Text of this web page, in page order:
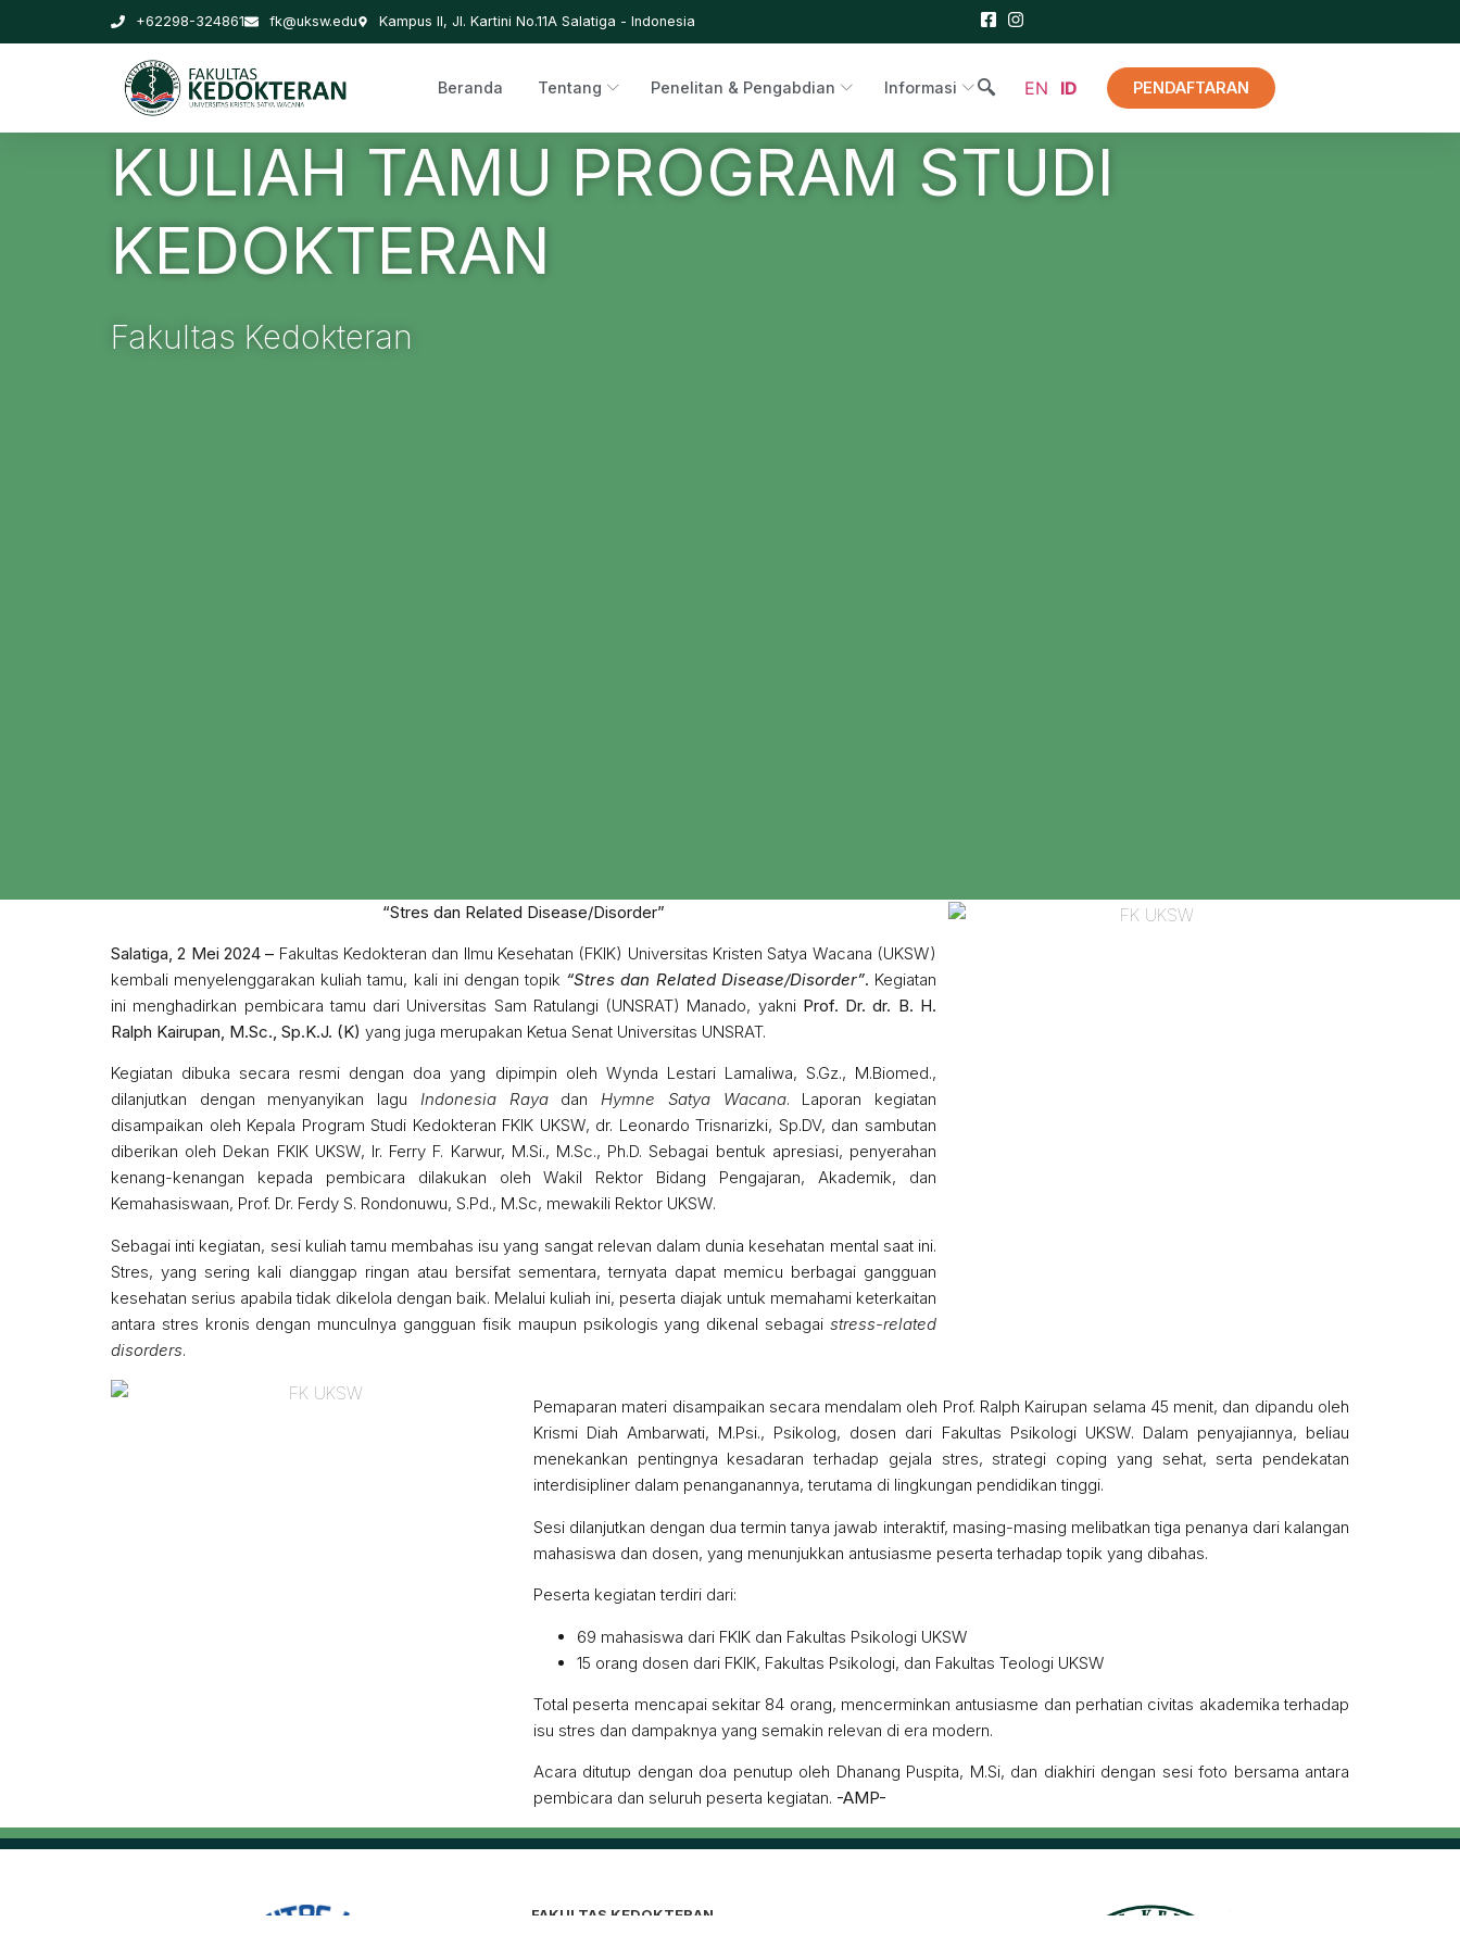
+62298-324861 fk@uksw.edu Kampus II, Jl. Kartini No.11A Salatiga - Indonesia
Beranda Tentang Penelitan & Pengabdian Informasi EN ID PENDAFTARAN
KULIAH TAMU PROGRAM STUDI
KEDOKTERAN
Fakultas Kedokteran
“Stres dan Related Disease/Disorder”
Salatiga, 2 Mei 2024 – Fakultas Kedokteran dan Ilmu Kesehatan (FKIK) Universitas Kristen Satya Wacana (UKSW)
kembali menyelenggarakan kuliah tamu, kali ini dengan topik “Stres dan Related Disease/Disorder”. Kegiatan
ini menghadirkan pembicara tamu dari Universitas Sam Ratulangi (UNSRAT) Manado, yakni Prof. Dr. dr. B. H.
Ralph Kairupan, M.Sc., Sp.K.J. (K) yang juga merupakan Ketua Senat Universitas UNSRAT.
Kegiatan dibuka secara resmi dengan doa yang dipimpin oleh Wynda Lestari Lamaliwa, S.Gz., M.Biomed.,
dilanjutkan dengan menyanyikan lagu Indonesia RayadanHymne Satya Wacana. Laporan kegiatan
disampaikan oleh Kepala Program Studi Kedokteran FKIK UKSW, dr. Leonardo Trisnarizki, Sp.DV, dan sambutan
diberikan oleh Dekan FKIK UKSW, Ir. Ferry F. Karwur, M.Si., M.Sc., Ph.D. Sebagai bentuk apresiasi, penyerahan
kenang-kenangan kepada pembicara dilakukan oleh Wakil Rektor Bidang Pengajaran, Akademik, dan
Kemahasiswaan, Prof. Dr. Ferdy S. Rondonuwu, S.Pd., M.Sc, mewakili Rektor UKSW.
Sebagai inti kegiatan, sesi kuliah tamu membahas isu yang sangat relevan dalam dunia kesehatan mental saat ini.
Stres, yang sering kali dianggap ringan atau bersifat sementara, ternyata dapat memicu berbagai gangguan
kesehatan serius apabila tidak dikelola dengan baik. Melalui kuliah ini, peserta diajak untuk memahami keterkaitan
antara stres kronis dengan munculnya gangguan fisik maupun psikologis yang dikenal sebagai stress-related
disorders.
Pemaparan materi disampaikan secara mendalam oleh Prof. Ralph Kairupan selama 45 menit, dan dipandu oleh
Krismi Diah Ambarwati, M.Psi., Psikolog, dosen dari Fakultas Psikologi UKSW. Dalam penyajiannya, beliau
menekankan pentingnya kesadaran terhadap gejala stres, strategi coping yang sehat, serta pendekatan
interdisipliner dalam penanganannya, terutama di lingkungan pendidikan tinggi.
Sesi dilanjutkan dengan dua termin tanya jawab interaktif, masing-masing melibatkan tiga penanya dari kalangan
mahasiswa dan dosen, yang menunjukkan antusiasme peserta terhadap topik yang dibahas.
Peserta kegiatan terdiri dari:
69 mahasiswa dari FKIK dan Fakultas Psikologi UKSW
15 orang dosen dari FKIK, Fakultas Psikologi, dan Fakultas Teologi UKSW
Total peserta mencapai sekitar 84 orang, mencerminkan antusiasme dan perhatian civitas akademika terhadap
isu stres dan dampaknya yang semakin relevan di era modern.
Acara ditutup dengan doa penutup oleh Dhanang Puspita, M.Si, dan diakhiri dengan sesi foto bersama antara
pembicara dan seluruh peserta kegiatan. -AMP-
FAKULTAS KEDOKTERAN